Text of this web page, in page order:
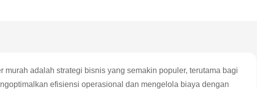
murah adalah strategi bisnis yang semakin populer, terutama bagi
efisiensi operasional dan mengelola biaya dengan